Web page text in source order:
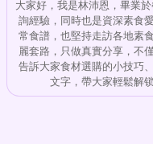
大家好，我是林沛恩，畢業
詢經驗，同時也是資深素食
常食譜，也堅持走訪各地素
麗套路，只做真實分享，不
告訴大家食材選購的小技巧
文字，帶大家輕鬆解